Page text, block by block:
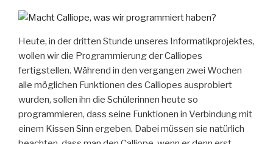
Heute, in der dritten Stunde unseres Informatikprojektes,
wollen wir die Programmierung der Calliopes
fertigstellen. Während in den vergangen zwei Wochen
alle möglichen Funktionen des Calliopes ausprobiert
wurden, sollen ihn die Schülerinnen heute so
programmieren, dass seine Funktionen in Verbindung mit
einem Kissen Sinn ergeben. Dabei müssen sie natürlich